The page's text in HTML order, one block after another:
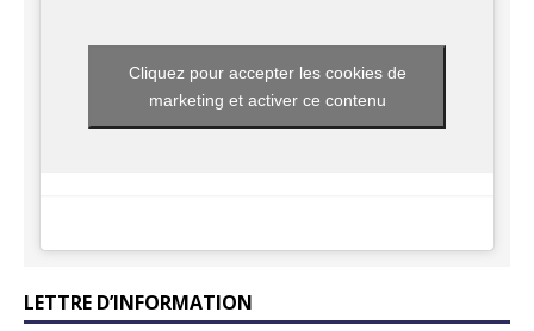
Cliquez pour accepter les cookies de
marketing et activer ce contenu
LETTRE D’INFORMATION